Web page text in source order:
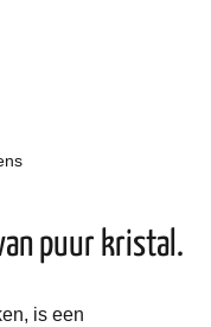
puur kristal.
is een